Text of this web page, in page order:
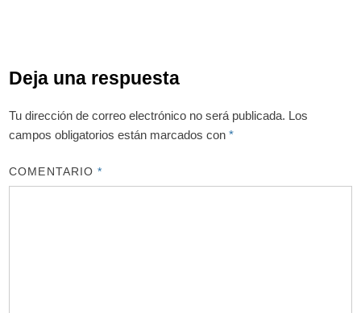
Deja una respuesta
Tu dirección de correo electrónico no será publicada. Los
campos obligatorios están marcados con*
COMENTARIO*